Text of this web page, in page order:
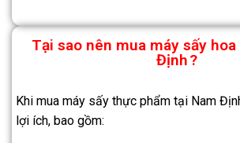
Tại sao nên mua máy sấy
Định?
Khi mua máy sấy thực phẩm tại Nam
lợi ích, bao gồm: